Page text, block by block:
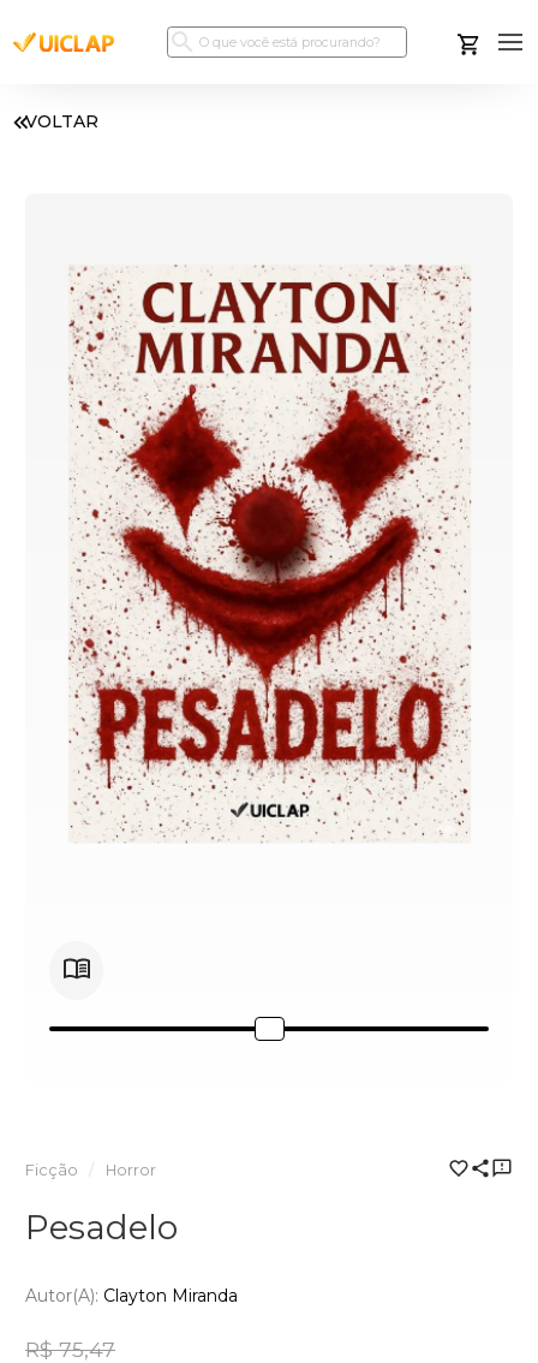
VOLTAR
Ficção Horror
Pesadelo
Autor(a): Clayton Miranda
R$ 75,47